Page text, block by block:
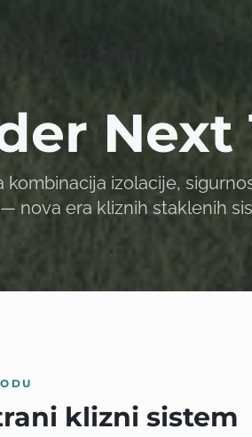
Next
kombinacija izolacije,
nova era kliznih staklenih
klizni sistem